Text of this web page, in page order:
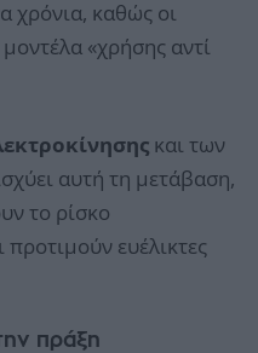
χρόνια, καθώς οι
«χρήσης αντί
και των
αυτή τη μετάβαση,
το ρίσκο
ευέλικτες
πράξη